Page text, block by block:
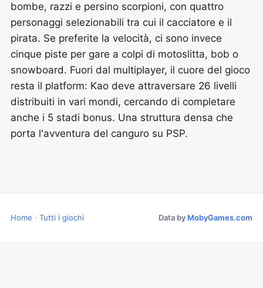
bombe, razzi e persino scorpioni, con quattro
personaggi selezionabili tra cui il cacciatore e il
pirata. Se preferite la velocità, ci sono invece
cinque piste per gare a colpi di motoslitta, bob o
snowboard. Fuori dal multiplayer, il cuore del gioco
resta il platform: Kao deve attraversare 26 livelli
distribuiti in vari mondi, cercando di completare
anche i 5 stadi bonus. Una struttura densa che
porta l'avventura del canguro su PSP.
Home · Tutti i giochi Data by MobyGames.com